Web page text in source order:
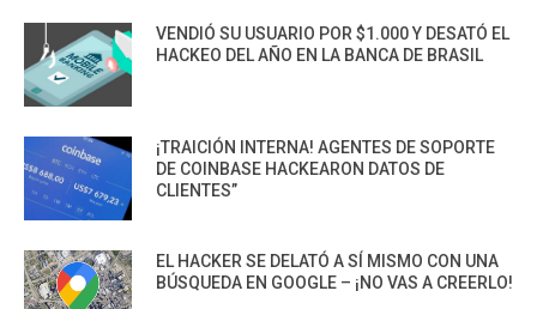
VENDIÓ SU USUARIO POR $1.000 Y DESATÓ EL
HACKEO DEL AÑO EN LA BANCA DE BRASIL
¡TRAICIÓN INTERNA! AGENTES DE SOPORTE
DE COINBASE HACKEARON DATOS DE
CLIENTES”
EL HACKER SE DELATÓ A SÍ MISMO CON UNA
BÚSQUEDA EN GOOGLE – ¡NO VAS A CREERLO!